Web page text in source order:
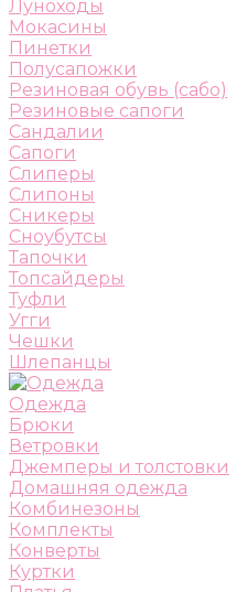
Луноходы
Мокасины
Пинетки
Полусапожки
Резиновая обувь (сабо)
Резиновые сапоги
Сандалии
Сапоги
Слиперы
Слипоны
Сникеры
Сноубутсы
Тапочки
Топсайдеры
Туфли
Угги
Чешки
Шлепанцы
Одежда
Брюки
Ветровки
Джемперы и толстовки
Домашняя одежда
Комбинезоны
Комплекты
Конверты
Куртки